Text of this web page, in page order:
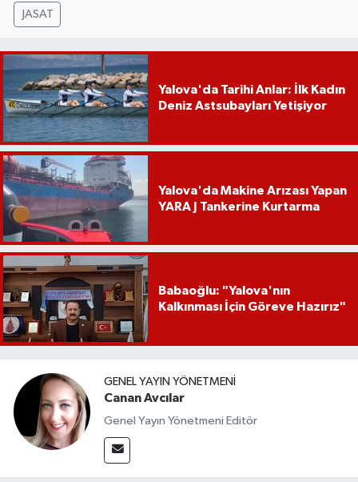
JASAT
Yalova'da Tarihi Anlar: İlk Kadın
Deniz Astsubayları Yetişiyor
Yalova'da Makine Arızası Yapan
YARA J Tankerine Kurtarma
Babaoğlu: "Yalova'nın
Kalkınması İçin Göreve Hazırız"
GENEL YAYIN YÖNETMENI
Canan Avcılar
Genel Yayın Yönetmeni Editör